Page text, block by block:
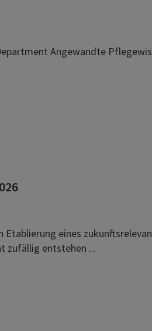
Angewandte
eines
zufällig entstehen ...